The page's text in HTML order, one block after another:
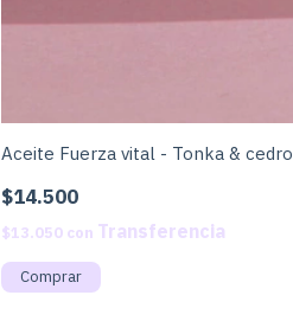
Aceite Fuerza vital - Tonka & cedro
$14.500
$13.050 con